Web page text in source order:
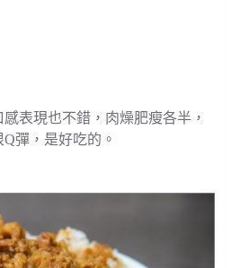
感表現也不錯，肉燥肥瘦各半，
彈，是好吃的。